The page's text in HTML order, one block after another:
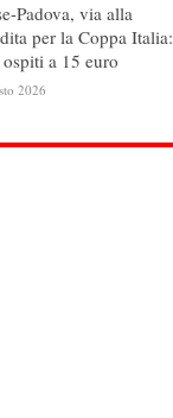
Padova, via alla
per la Coppa Italia:
ospiti a 15 euro
2026